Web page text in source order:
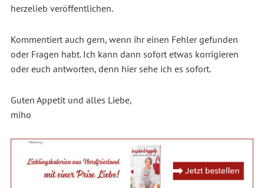
herzelieb veröffentlichen.
Kommentiert auch gern, wenn ihr einen Fehler gefunden
oder Fragen habt. Ich kann dann sofort etwas korrigieren
oder euch antworten, denn hier sehe ich es sofort.
Guten Appetit und alles Liebe,
miho